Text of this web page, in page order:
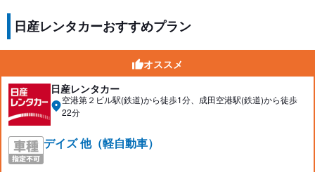
日産レンタカーおすすめプラン
オススメ
日産レンタカー
空港第２ビル駅(鉄道)から徒歩1分、成田空港駅(鉄道)から徒歩
22分
デイズ 他（軽自動車）